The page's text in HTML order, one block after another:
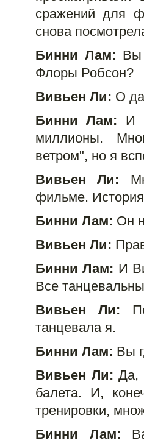
сражений для
снова
Бинни Лам: Вы
Флоры Робсон?
Вивьен Ли: О
Бинни Лам: И
миллионы.
ветром", но я
Вивьен Ли:
фильме.
Бинни Лам: Он
Вивьен Ли:
Бинни Лам: И
Все
Вивьен Ли:
танцевала я.
Бинни Лам: Вы
Вивьен Ли: Да,
балета. И,
тренировки,
Бинни Лам: